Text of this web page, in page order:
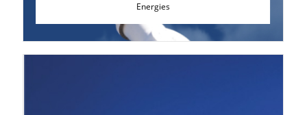
Energies